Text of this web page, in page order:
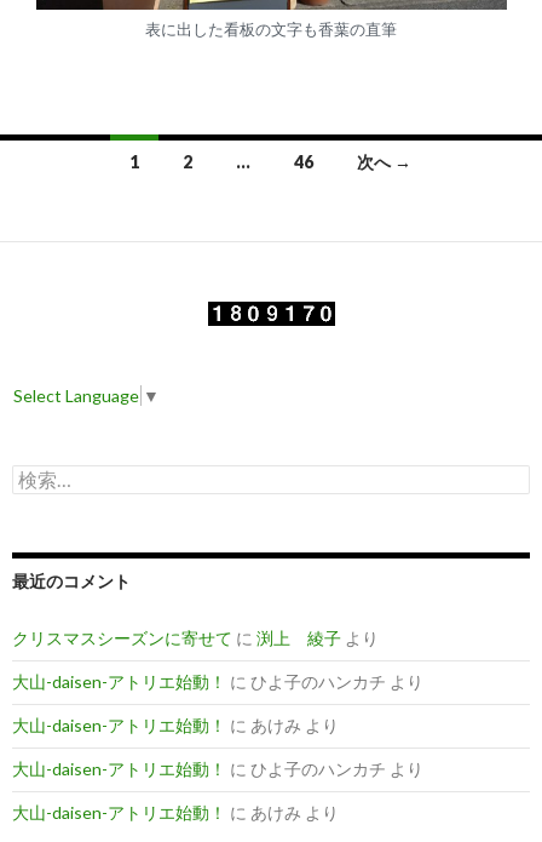
表に出した看板の文字も香葉の直筆
稿
シ
ョ
ン
1 2 … 46 次へ →
Select Language ▼
検
索
最近のコメント
クリスマスシーズンに寄せて に 渕上 綾子 より
大山-daisen-アトリエ始動！ に ひよ子のハンカチ より
大山-daisen-アトリエ始動！ に あけみ より
大山-daisen-アトリエ始動！ に ひよ子のハンカチ より
大山-daisen-アトリエ始動！ に あけみ より